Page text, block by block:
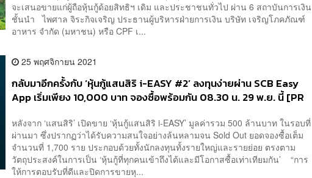
จะเสนอขายแก่ผู้ถือหุ้นกู้ด้อยสิทธิฯ เดิม และประชาชนทั่วไป ผ่าน 6 สถาบันการเงิน
ชั้นนำ ไพศาล จิระกิจเจริญ ประธานผู้บริหารฝ่ายการเงิน บริษัท เจริญโภคภัณฑ์
อาหาร จำกัด (มหาชน) หรือ CPF เ...
25 พฤศจิกายน 2021
กลับมาอีกครั้งกับ ‘หุ้นกู้แสนสิริ i-EASY #2’ ลงทุนง่ายผ่าน SCB Easy
App เริ่มเพียง 10,000 บาท จองซื้อพร้อมกัน 08.30 น. 29 พ.ย. นี้ [PR
หลังจาก ‘แสนสิริ’ เปิดขาย ‘หุ้นกู้แสนสิริ i-EASY’ มูลค่ารวม 500 ล้านบาท ในรอบที่
ผ่านมา ซึ่งปรากฏว่าได้รับความสนใจอย่างล้นหลามจน Sold Out ยอดจองซื้อเต็ม
จำนวนที่ 1,700 ราย ประกอบด้วยทั้งนักลงทุนทั้งรายใหญ่และรายย่อย ตรงตาม
วัตถุประสงค์ในการเป็น ‘หุ้นกู้ที่ทุกคนเข้าถึงได้และมีโอกาสซื้อเท่าเทียมกัน’ “การ
ให้การตอบรับที่ดีและปิดการขายหุ...